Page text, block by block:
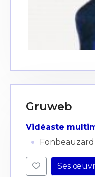
Gruweb
Vidéaste
· Fonbeauzard
Ses